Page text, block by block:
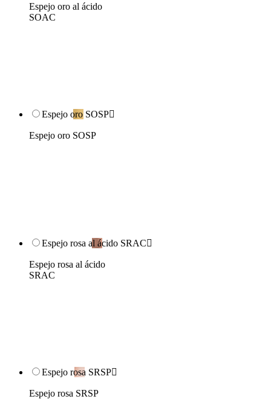
Espejo oro al ácido
SOAC
Espejo oro SOSP
Espejo oro SOSP
Espejo rosa al ácido SRAC
Espejo rosa al ácido
SRAC
Espejo rosa SRSP
Espejo rosa SRSP